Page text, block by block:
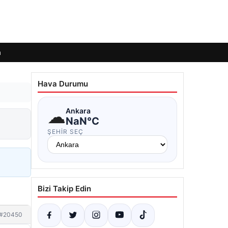
Hava Durumu
☁Ankara
NaN°C
ŞEHIR SEÇ
Bizi Takip Edin